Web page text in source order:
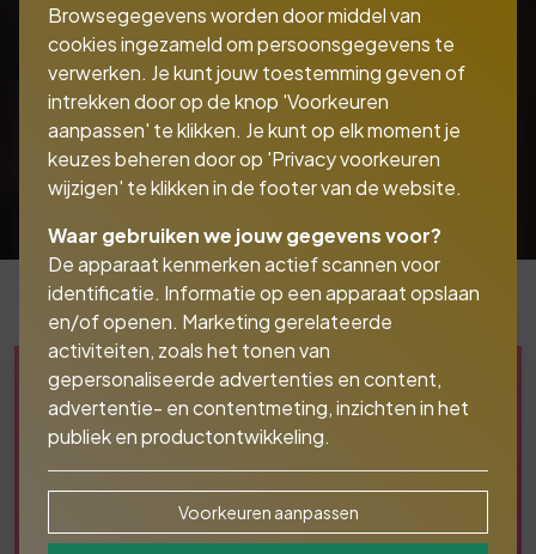
Browsegegevens worden door middel van
cookies ingezameld om persoonsgegevens te
verwerken. Je kunt jouw toestemming geven of
intrekken door op de knop 'Voorkeuren
aanpassen' te klikken. Je kunt op elk moment je
keuzes beheren door op 'Privacy voorkeuren
wijzigen' te klikken in de footer van de website.
Waar gebruiken we jouw gegevens voor?
De apparaat kenmerken actief scannen voor
identificatie. Informatie op een apparaat opslaan
en/of openen. Marketing gerelateerde
activiteiten, zoals het tonen van
gepersonaliseerde advertenties en content,
advertentie- en contentmeting, inzichten in het
publiek en productontwikkeling.
Voorkeuren aanpassen